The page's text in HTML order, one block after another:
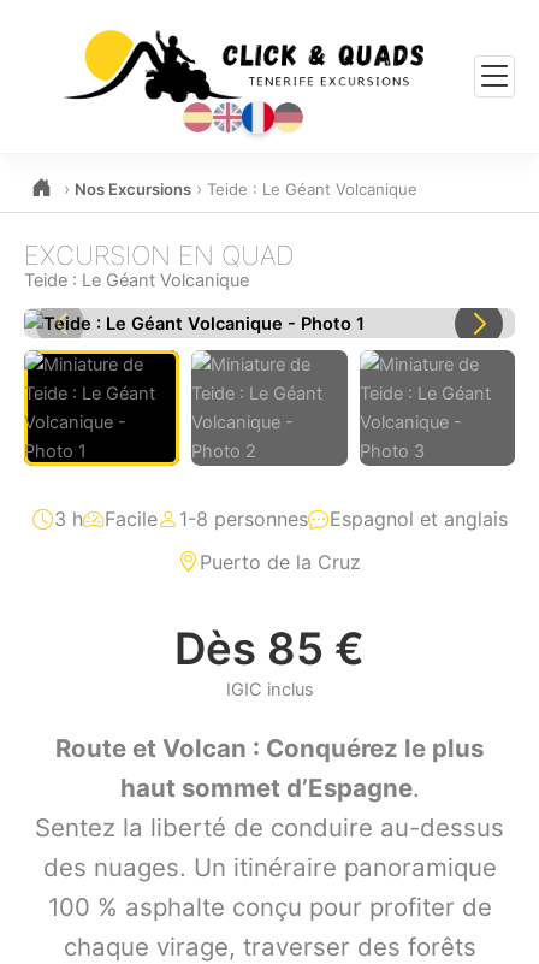
› Nos Excursions › Teide : Le Géant Volcanique
EXCURSION EN QUAD
Teide : Le Géant Volcanique
3 h Facile 1-8 personnes
Espagnol et anglais
Puerto de la Cruz
Dès 85 €
IGIC inclus
Route et Volcan : Conquérez le plus
haut sommet d’Espagne.
Sentez la liberté de conduire au-dessus
des nuages. Un itinéraire panoramique
100 % asphalte conçu pour profiter de
chaque virage, traverser des forêts